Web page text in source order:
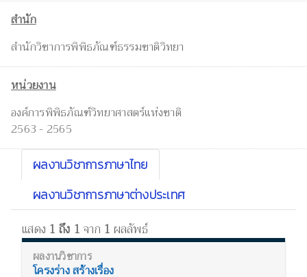
สำนัก
สำนักวิชาการพิพิธภัณฑ์ธรรมชาติวิทยา
หน่วยงาน
องค์การพิพิธภัณฑ์วิทยาศาสตร์แห่งชาติ
2563 - 2565
ผลงานวิชาการภาษาไทย
ผลงานวิชาการภาษาต่างประเทศ
แสดง 1 ถึง 1จาก 1 ผลลัพธ์
โครงร่าง สร้างเรื่อง